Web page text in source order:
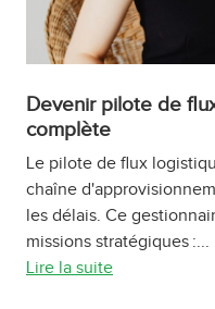
Devenir pilote de
complète
Le pilote de flux
chaîne
les délais. Ce
missions stratégiques :...
Lire la suite